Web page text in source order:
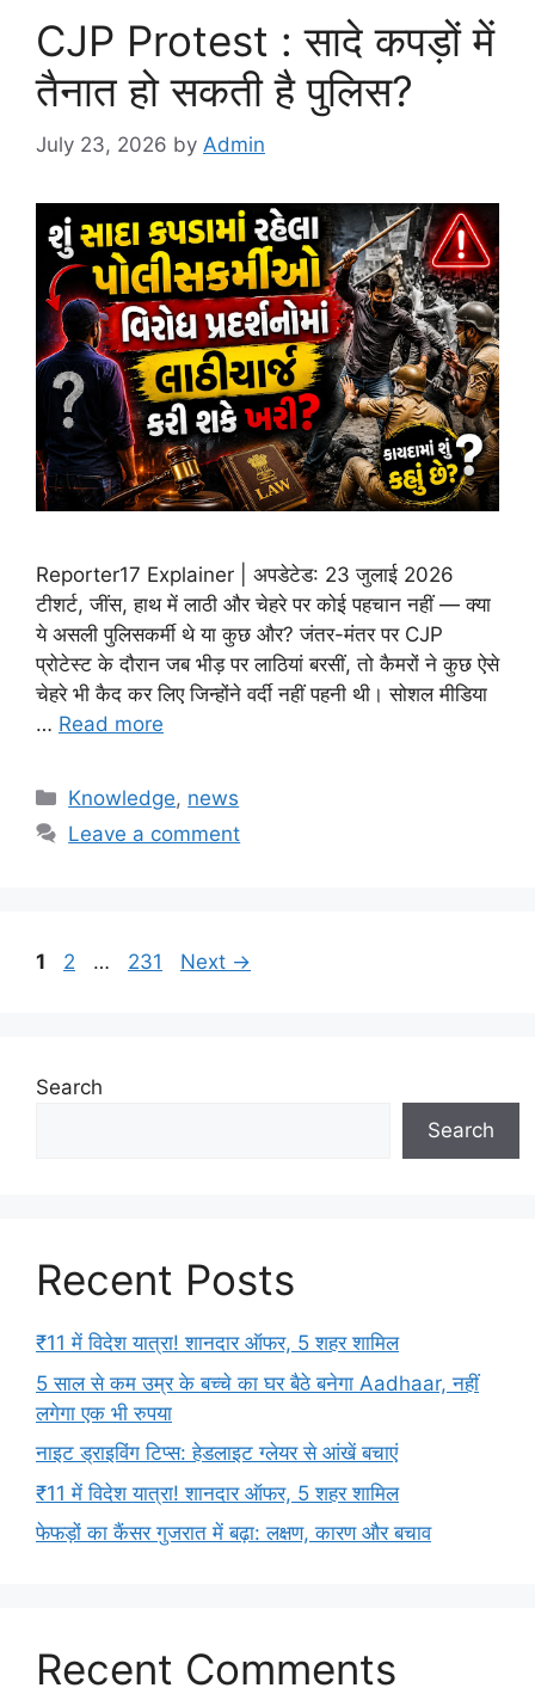
CJP Protest : सादे कपड़ों में
तैनात हो सकती है पुलिस?
July 23, 2026 by Admin
Reporter17 Explainer | अपडेटेड: 23 जुलाई 2026
टीशर्ट, जींस, हाथ में लाठी और चेहरे पर कोई पहचान नहीं — क्या
ये असली पुलिसकर्मी थे या कुछ और? जंतर-मंतर पर CJP
प्रोटेस्ट के दौरान जब भीड़ पर लाठियां बरसीं, तो कैमरों ने कुछ ऐसे
चेहरे भी कैद कर लिए जिन्होंने वर्दी नहीं पहनी थी। सोशल मीडिया
… Read more
Categories
Knowledge, news
Leave a comment
Page
1 Page
2 … Page
231 Next →
Search
Search
Recent Posts
₹11 में विदेश यात्रा! शानदार ऑफर, 5 शहर शामिल
5 साल से कम उम्र के बच्चे का घर बैठे बनेगा Aadhaar, नहीं
लगेगा एक भी रुपया
नाइट ड्राइविंग टिप्स: हेडलाइट ग्लेयर से आंखें बचाएं
₹11 में विदेश यात्रा! शानदार ऑफर, 5 शहर शामिल
फेफड़ों का कैंसर गुजरात में बढ़ा: लक्षण, कारण और बचाव
Recent Comments